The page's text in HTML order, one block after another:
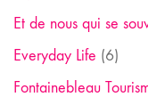
Et de nous qui se
Everyday Life (6)
Fontainebleau